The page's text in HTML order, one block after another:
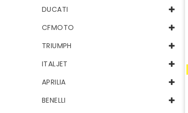
DUCATI
CFMOTO
TRIUMPH
ITALJET
APRILIA
BENELLI